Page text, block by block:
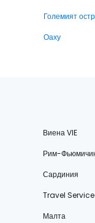
Големият
Оаху
Виена VIE
Рим-
Сардиния
Travel Service
Малта